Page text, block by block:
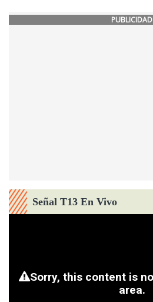
PUBLICIDAD
Señal T13 En Vivo